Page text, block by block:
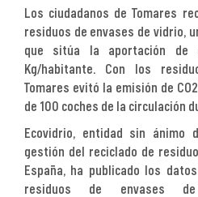
Los ciudadanos de Tomares
residuos de envases de vidrio,
que sitúa la aportación de
Kg/habitante. Con los
Tomares evitó la emisión de
de 100 coches de la circulación
Ecovidrio, entidad sin ánimo
gestión del reciclado de
España, ha publicado los
residuos de envases